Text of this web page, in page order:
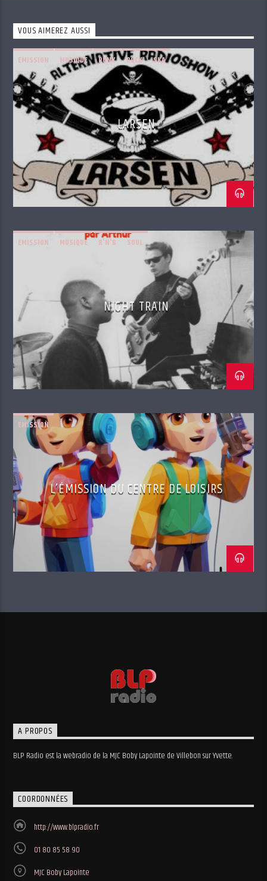
VOUS AIMEREZ AUSSI
EMISSION MUSIQUE PUNK ROCK SKA
LARSEN
EMISSION MUSIQUE R'N'B SOUL
NIGHT TRAIN
EMISSION
L’ÉMISSION DU CENTRE DE LOISIRS
A PROPOS
BLP Radio est la webradio de la MJC Boby Lapointe de Villebon sur Yvette.
COORDONNÉES
http://www.blpradio.fr
01 80 85 58 90
MJC Boby Lapointe